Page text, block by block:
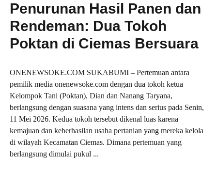
Penurunan Hasil Panen dan
Rendeman: Dua Tokoh
Poktan di Ciemas Bersuara
ONENEWSOKE.COM SUKABUMI – Pertemuan antara
pemilik media onenewsoke.com dengan dua tokoh ketua
Kelompok Tani (Poktan), Dian dan Nanang Taryana,
berlangsung dengan suasana yang intens dan serius pada Senin,
11 Mei 2026. Kedua tokoh tersebut dikenal luas karena
kemajuan dan keberhasilan usaha pertanian yang mereka kelola
di wilayah Kecamatan Ciemas. Dimana pertemuan yang
berlangsung dimulai pukul ...